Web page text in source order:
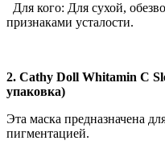
Для кого: Для сухой,
признаками усталости.
2. Cathy Doll Whitamin C
упаковка)
Эта маска предназначена
пигментацией.